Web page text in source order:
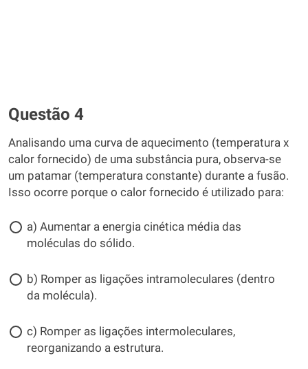
Questão 4
Analisando uma curva de aquecimento (temperatura x
calor fornecido) de uma substância pura, observa-se
um patamar (temperatura constante) durante a fusão.
Isso ocorre porque o calor fornecido é utilizado para:
a) Aumentar a energia cinética média das
moléculas do sólido.
b) Romper as ligações intramoleculares (dentro
da molécula).
c) Romper as ligações intermoleculares,
reorganizando a estrutura.